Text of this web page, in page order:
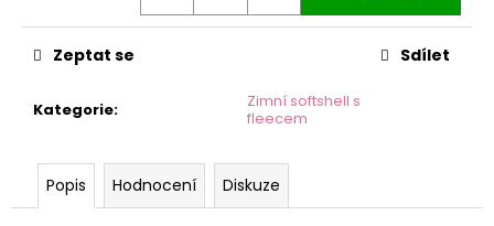
Kategorie:
Zimní softshell s
fleecem
Zeptat se Sdílet
Popis Hodnocení Diskuze
m
e